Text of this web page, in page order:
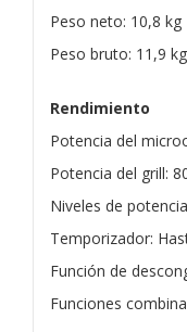
Peso neto: 10,8 kg
Peso bruto: 11,9 kg
Rendimiento
Potencia del
Potencia del grill:
Niveles de
Temporizador:
Función de
Funciones